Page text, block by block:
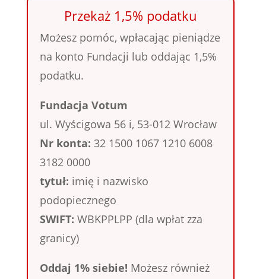
Przekaż 1,5% podatku
Możesz pomóc, wpłacając pieniądze
na konto Fundacji lub oddając 1,5%
podatku.
Fundacja Votum
ul. Wyścigowa 56 i, 53-012 Wrocław
Nr konta: 32 1500 1067 1210 6008
3182 0000
tytuł: imię i nazwisko
podopiecznego
SWIFT: WBKPPLPP (dla wpłat zza
granicy)
Oddaj 1% siebie! Możesz również